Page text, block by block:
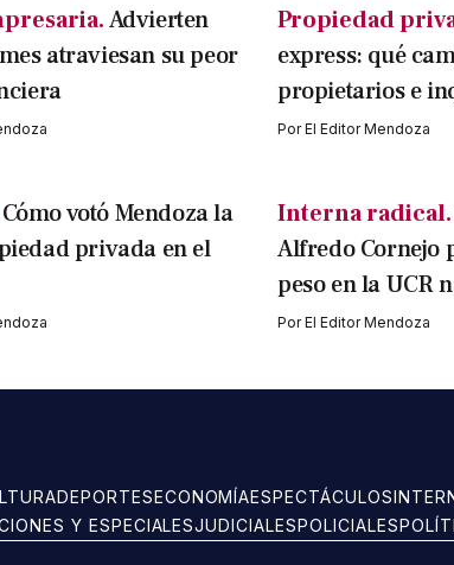
Advierten
atraviesan su peor
Propiedad
express: qué
propietarios e
PorEl Editor Mendoza
Cómo votó Mendoza la
privada en el
Interna radical.
Alfredo Cornejo
peso en la UCR
PorEl Editor Mendoza
DEPORTESECONOMÍAESPECTÁCULOS
Y ESPECIALESJUDICIALESPOLICIALES